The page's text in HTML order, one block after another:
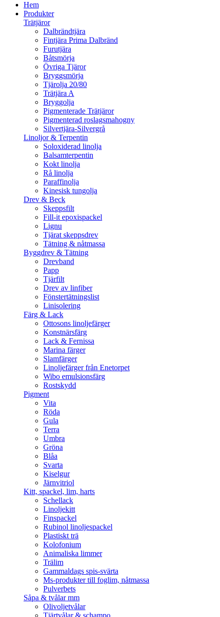
Hem
Produkter
Trätjäror
Dalbrändtjära
Fintjära Prima Dalbränd
Furutjära
Båtsmörja
Övriga Tjäror
Bryggsmörja
Tjärolja 20/80
Trätjära A
Bryggolja
Pigmenterade Trätjäror
Pigmenterad roslagsmahogny
Silvertjära-Silvergrå
Linoljor & Terpentin
Soloxiderad linolja
Balsamterpentin
Kokt linolja
Rå linolja
Paraffinolja
Kinesisk tungolja
Drev & Beck
Skeppsfilt
Fill-it epoxispackel
Lignu
Tjärat skeppsdrev
Tätning & nåtmassa
Byggdrev & Tätning
Drevband
Papp
Tjärfilt
Drev av linfiber
Fönstertätningslist
Linisolering
Färg & Lack
Ottosons linoljefärger
Konstnärsfärg
Lack & Fernissa
Marina färger
Slamfärger
Linoljefärger från Enetorpet
Wibo emulsionsfärg
Rostskydd
Pigment
Vita
Röda
Gula
Terra
Umbra
Gröna
Blåa
Svarta
Kiselgur
Järnvitriol
Kitt, spackel, lim, harts
Schellack
Linoljekitt
Finspackel
Rubinol linoljespackel
Plastiskt trä
Kolofonium
Animaliska limmer
Trälim
Gammaldags spis-svärta
Ms-produkter till foglim, nåtmassa
Pulverbets
Såpa & tvålar mm
Olivoljetvålar
Tjärtvålar & schampo